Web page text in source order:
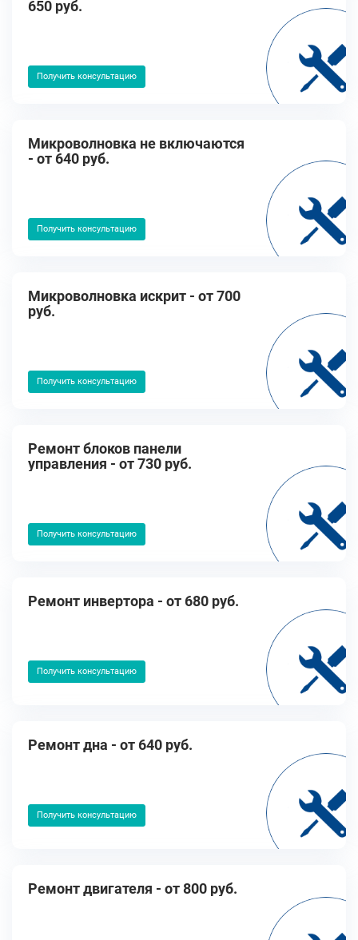
650 руб.
Получить консультацию
Микроволновка не включаются
- от 640 руб.
Получить консультацию
Микроволновка искрит - от 700
руб.
Получить консультацию
Ремонт блоков панели
управления - от 730 руб.
Получить консультацию
Ремонт инвертора - от 680 руб.
Получить консультацию
Ремонт дна - от 640 руб.
Получить консультацию
Ремонт двигателя - от 800 руб.